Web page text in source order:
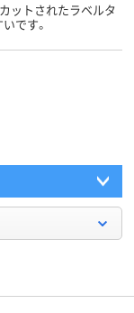
ットされたラベルタ
です。